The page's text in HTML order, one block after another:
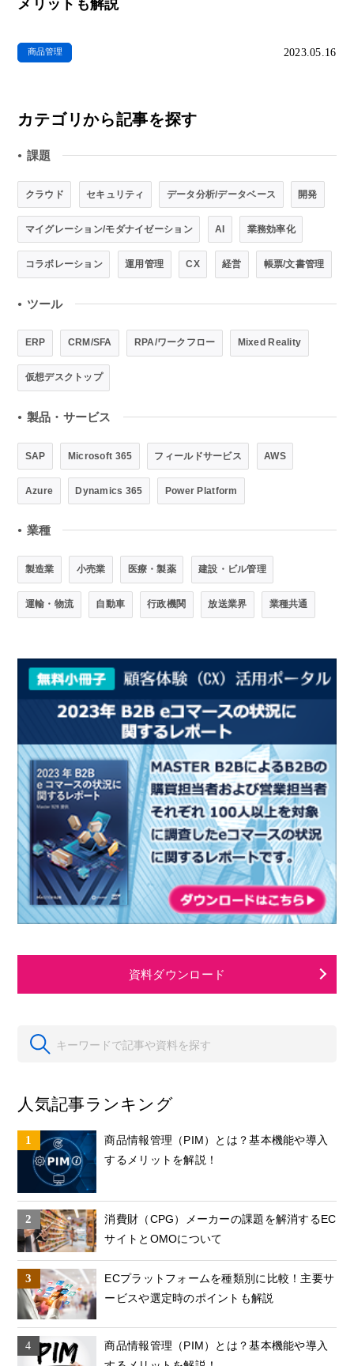
メリットも解説
商品管理 2023.05.16
カテゴリから記事を探す
● 課題
クラウド セキュリティ データ分析/データベース 開発
マイグレーション/モダナイゼーション AI 業務効率化
コラボレーション 運用管理 CX 経営 帳票/文書管理
● ツール
ERP CRM/SFA RPA/ワークフロー Mixed Reality
仮想デスクトップ
● 製品・サービス
SAP Microsoft 365 フィールドサービス AWS
Azure Dynamics 365 Power Platform
● 業種
製造業 小売業 医療・製薬 建設・ビル管理
運輸・物流 自動車 行政機関 放送業界 業種共通
資料ダウンロード
人気記事ランキング
商品情報管理（PIM）とは？基本機能や導入
するメリットを解説！
消費財（CPG）メーカーの課題を解消するEC
サイトとOMOについて
ECプラットフォームを種類別に比較！主要サ
ービスや選定時のポイントも解説
商品情報管理（PIM）とは？基本機能や導入